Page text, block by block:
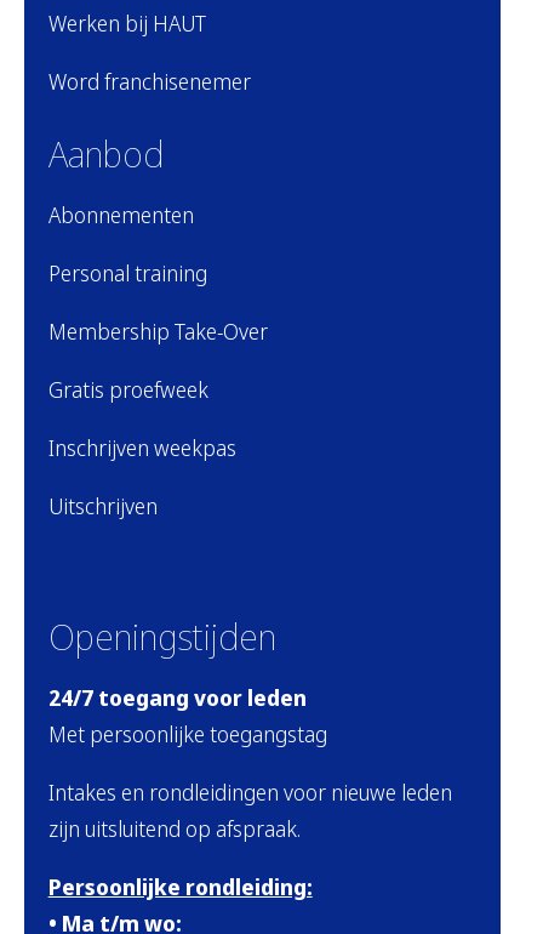
Werken bij HAUT
Word franchisenemer
Aanbod
Abonnementen
Personal training
Membership Take-Over
Gratis proefweek
Inschrijven weekpas
Uitschrijven
Openingstijden
24/7 toegang voor leden
Met persoonlijke toegangstag
Intakes en rondleidingen voor nieuwe leden
zijn uitsluitend op afspraak.
Persoonlijke rondleiding:
• Ma t/m wo: